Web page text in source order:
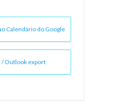
Calendário do Google
/ Outlook export